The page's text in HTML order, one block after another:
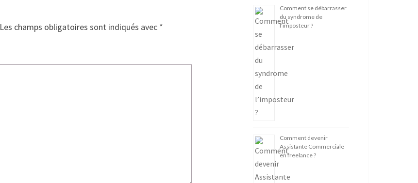
Les champs obligatoires sont indiqués avec *
Comment se débarrasser
du syndrome de
l’imposteur ?
Comment devenir
Assistante Commerciale
en freelance ?